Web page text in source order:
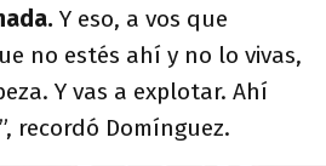
Y eso, a vos que
no estés ahí y no lo vivas,
Y vas a explotar. Ahí
recordó Domínguez.